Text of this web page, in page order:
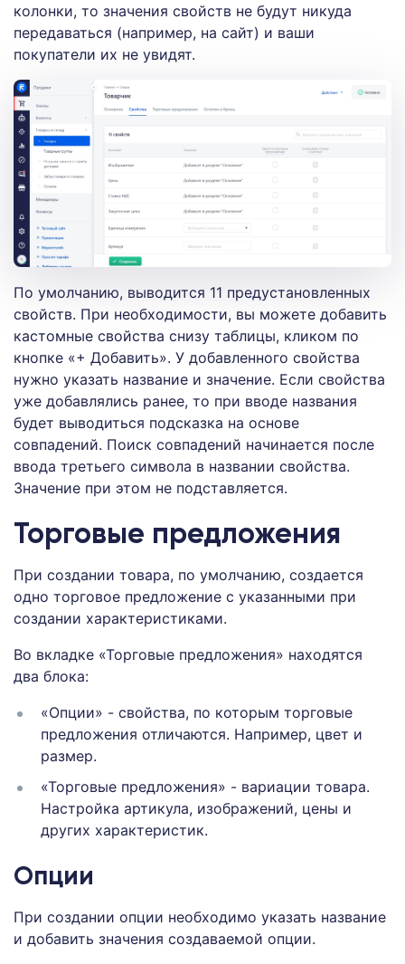
колонки, то значения свойств не будут никуда
передаваться (например, на сайт) и ваши
покупатели их не увидят.
По умолчанию, выводится 11 предустановленных
свойств. При необходимости, вы можете добавить
кастомные свойства снизу таблицы, кликом по
кнопке «+ Добавить». У добавленного свойства
нужно указать название и значение. Если свойства
уже добавлялись ранее, то при вводе названия
будет выводиться подсказка на основе
совпадений. Поиск совпадений начинается после
ввода третьего символа в названии свойства.
Значение при этом не подставляется.
Торговые предложения
При создании товара, по умолчанию, создается
одно торговое предложение с указанными при
создании характеристиками.
Во вкладке «Торговые предложения» находятся
два блока:
«Опции» - свойства, по которым торговые
предложения отличаются. Например, цвет и
размер.
«Торговые предложения» - вариации товара.
Настройка артикула, изображений, цены и
других характеристик.
Опции
При создании опции необходимо указать название
и добавить значения создаваемой опции.